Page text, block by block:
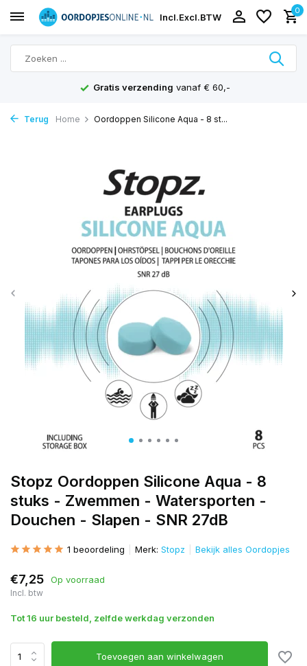
Incl.Excl.BTW
0
Gratis verzending vanaf € 60,-
Terug Home Oordoppen Silicone Aqua - 8 st...
Stopz Oordoppen Silicone Aqua - 8
stuks - Zwemmen - Watersporten -
Douchen - Slapen - SNR 27dB
1 beoordeling Merk: Stopz Bekijk alles Oordopjes
€7,25 Op voorraad
Incl. btw
Tot 16 uur besteld, zelfde werkdag verzonden
Toevoegen aan winkelwagen